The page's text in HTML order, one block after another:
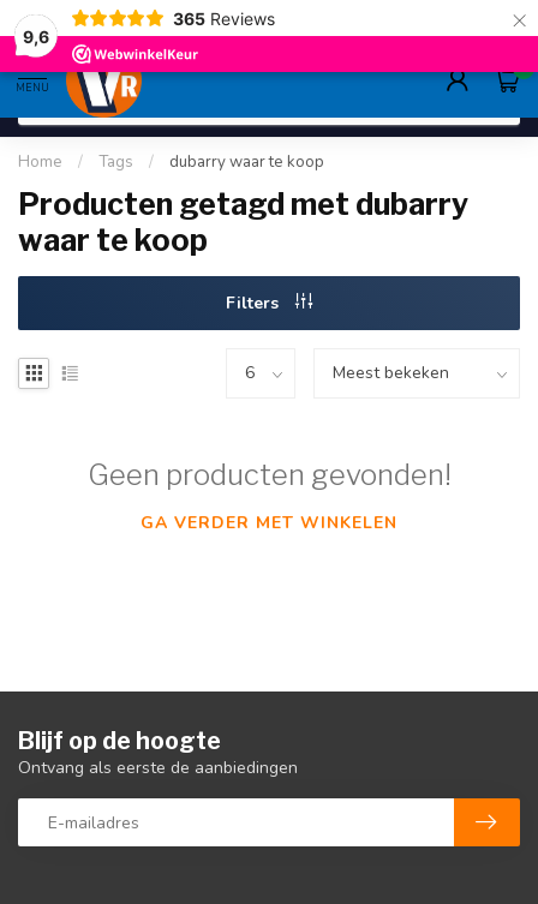
9,6
365 Reviews ×
gratis verzending>80,-
MENU
0
Home / Tags / dubarry waar te koop
Producten getagd met dubarry
waar te koop
Filters
Geen producten gevonden!
GA VERDER MET WINKELEN
Blijf op de hoogte
Ontvang als eerste de aanbiedingen